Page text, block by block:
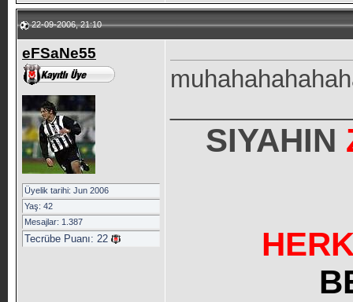
22-09-2006, 21:10
eFSaNe55
Üyelik tarihi: Jun 2006
Yaş: 42
Mesajlar: 1.387
Tecrübe Puanı: 22
SIYAHIN